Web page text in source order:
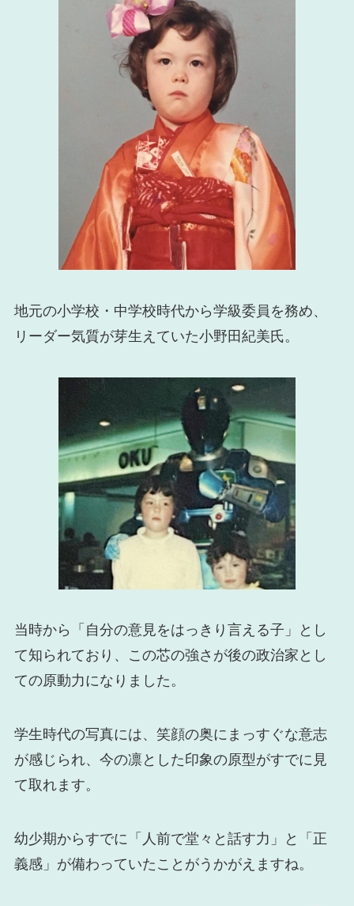
地元の小学校・中学校時代から学級委員を務め、
リーダー気質が芽生えていた小野田紀美氏。
当時から「自分の意見をはっきり言える子」とし
て知られており、この芯の強さが後の政治家とし
ての原動力になりました。
学生時代の写真には、笑顔の奥にまっすぐな意志
が感じられ、今の凛とした印象の原型がすでに見
て取れます。
幼少期からすでに「人前で堂々と話す力」と「正
義感」が備わっていたことがうかがえますね。